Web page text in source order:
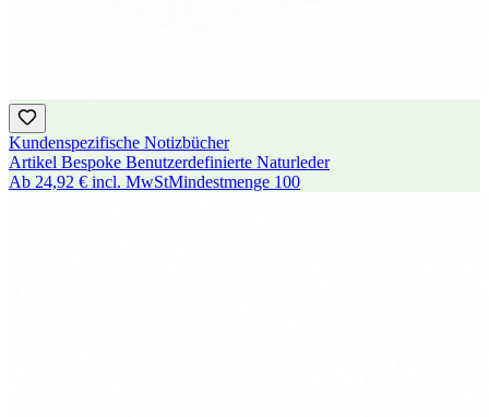
Kundenspezifische Notizbücher
Artikel Bespoke Benutzerdefinierte Naturleder
Ab 24,92 € incl. MwStMindestmenge 100